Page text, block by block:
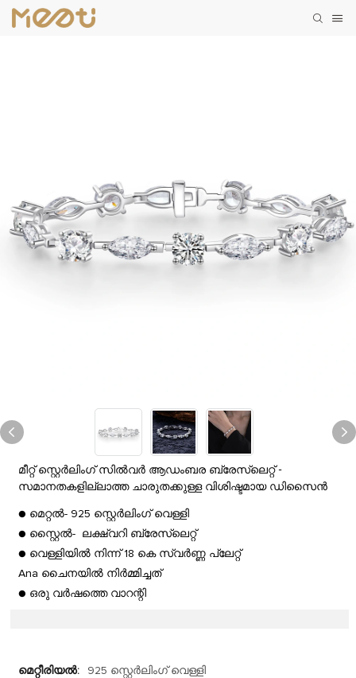
മീറ്റ് സ്റ്റെർലിംഗ് സിൽവർ ആഡംബര ബ്രേസ്ലെറ്റ് -
സമാനതകളില്ലാത്ത ചാരുതക്കുള്ള വിശിഷ്ടമായ ഡിസൈൻ
● മെറ്റൽ- 925 സ്റ്റെർലിംഗ് വെള്ളി
● സ്റ്റൈൽ- ലക്ഷ്വറി ബ്രേസ്ലെറ്റ്
● വെള്ളിയിൽ നിന്ന് 18 കെ സ്വർണ്ണ പ്ലേറ്റ്
Ana ചൈനയിൽ നിർമ്മിച്ചത്
● ഒരു വർഷത്തെ വാറന്റി
മെറ്റീരിയൽ: 925 സ്റ്റെർലിംഗ് വെള്ളി